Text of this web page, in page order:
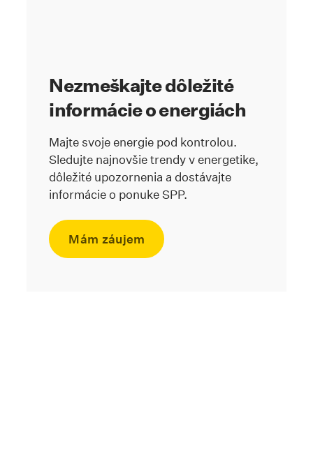
Nezmeškajte dôležité
informácie o energiách
Majte svoje energie pod kontrolou.
Sledujte najnovšie trendy v energetike,
dôležité upozornenia a dostávajte
informácie o ponuke SPP.
Mám záujem